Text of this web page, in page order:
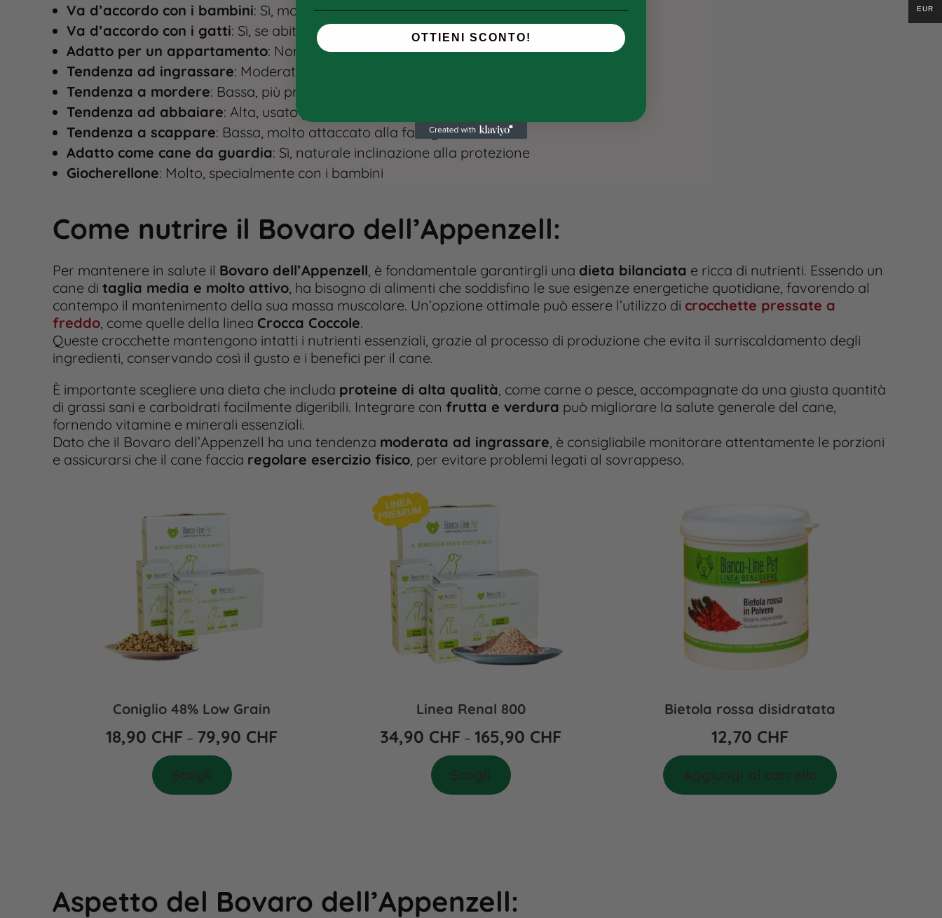
Va d’accordo con i bambini: Sì, molto giocoso
Va d’accordo con i gatti: Sì, se abituato da cucciolo
Adatto per un appartamento: Non ideale, meglio con spazi aperti
Tendenza ad ingrassare: Moderata, richiede esercizio regolare
Tendenza a mordere: Bassa, più protettivo che aggressivo
Tendenza ad abbaiare: Alta, usato per allerta
Tendenza a scappare: Bassa, molto attaccato alla famiglia
Adatto come cane da guardia: Sì, naturale inclinazione alla protezione
Giocherellone: Molto, specialmente con i bambini
Come nutrire il Bovaro dell’Appenzell:
Per mantenere in salute il Bovaro dell’Appenzell, è fondamentale garantirgli una dieta bilanciata e ricca di nutrienti. Essendo un
cane di taglia media e molto attivo, ha bisogno di alimenti che soddisfino le sue esigenze energetiche quotidiane, favorendo al
contempo il mantenimento della sua massa muscolare. Un’opzione ottimale può essere l’utilizzo di crocchette pressate a
freddo, come quelle della linea Crocca Coccole.
Queste crocchette mantengono intatti i nutrienti essenziali, grazie al processo di produzione che evita il surriscaldamento degli
ingredienti, conservando così il gusto e i benefici per il cane.
È importante scegliere una dieta che includa proteine di alta qualità, come carne o pesce, accompagnate da una giusta quantità
di grassi sani e carboidrati facilmente digeribili. Integrare con frutta e verdura può migliorare la salute generale del cane,
fornendo vitamine e minerali essenziali.
Dato che il Bovaro dell’Appenzell ha una tendenza moderata ad ingrassare, è consigliabile monitorare attentamente le porzioni
e assicurarsi che il cane faccia regolare esercizio fisico, per evitare problemi legati al sovrappeso.
Coniglio 48% Low Grain
18,90 CHF – 79,90 CHF
Linea Renal 800
34,90 CHF –165,90 CHF
Bietola rossa disidratata
12,70 CHF
Aspetto del Bovaro dell’Appenzell:
EUR
OTTIENI SCONTO!